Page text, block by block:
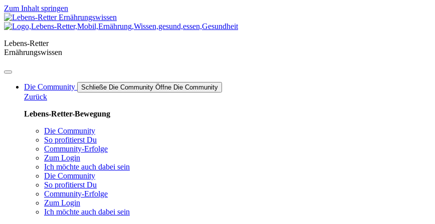
Zum Inhalt springen
Lebens-Retter
Ernährungswissen
Die Community Schließe Die Community Öffne Die Community
Zurück
Lebens-Retter-Bewegung
Die Community
So profitierst Du
Community-Erfolge
Zum Login
Ich möchte auch dabei sein
Die Community
So profitierst Du
Community-Erfolge
Zum Login
Ich möchte auch dabei sein